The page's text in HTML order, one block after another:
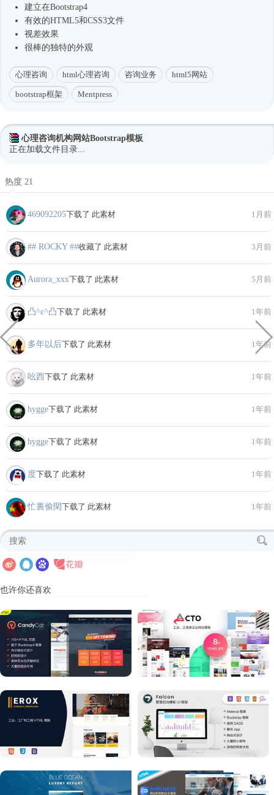
建立在Bootstrap4
有效的HTML5和CSS3文件
视差效果
很棒的独特的外观
心理咨询 html心理咨询 咨询业务 html5网站
bootstrap框架 Mentpress
心理咨询机构网站Bootstrap模板
正在加载文件目录...
热度 21
469092205下载了 此素材 1月前
## ROCKY ##收藏了 此素材 3月前
Aurora_xxx下载了 此素材 5月前
凸^ε^凸下载了 此素材 1年前
多年以后下载了 此素材 1年前
吆西下载了 此素材 1年前
hygge下载了 此素材 1年前
hygge下载了 此素材 1年前
度下载了 此素材 1年前
忙裏偷閑下载了 此素材 1年前
也许你还喜欢